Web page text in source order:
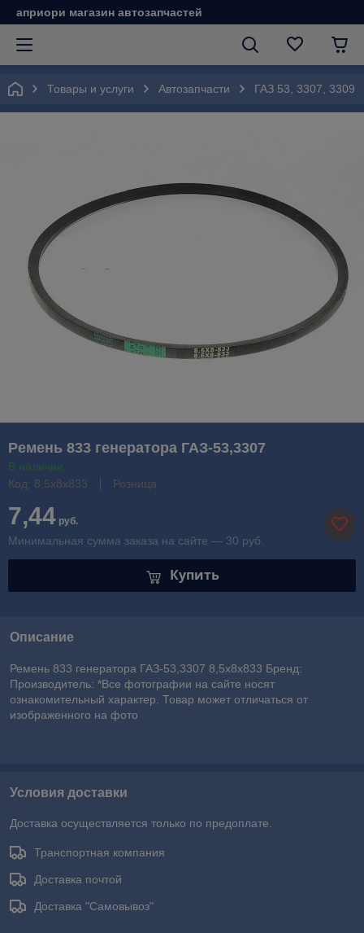
априори магазин автозапчастей
Товары и услуги Автозапчасти ГАЗ 53, 3307, 3309
Ремень 833 генератора ГАЗ-53,3307
В наличии
Код: 8,5х8х833
Розница
7,44 руб.
Минимальная сумма заказа на сайте — 30 руб.
Купить
Описание
Ремень 833 генератора ГАЗ-53,3307 8,5х8х833 Бренд:
Производитель: *Все фотографии на сайте носят
ознакомительный характер. Товар может отличаться от
изображенного на фото
Условия доставки
Доставка осуществляется только по предоплате.
Транспортная компания
Доставка почтой
Доставка "Самовывоз"